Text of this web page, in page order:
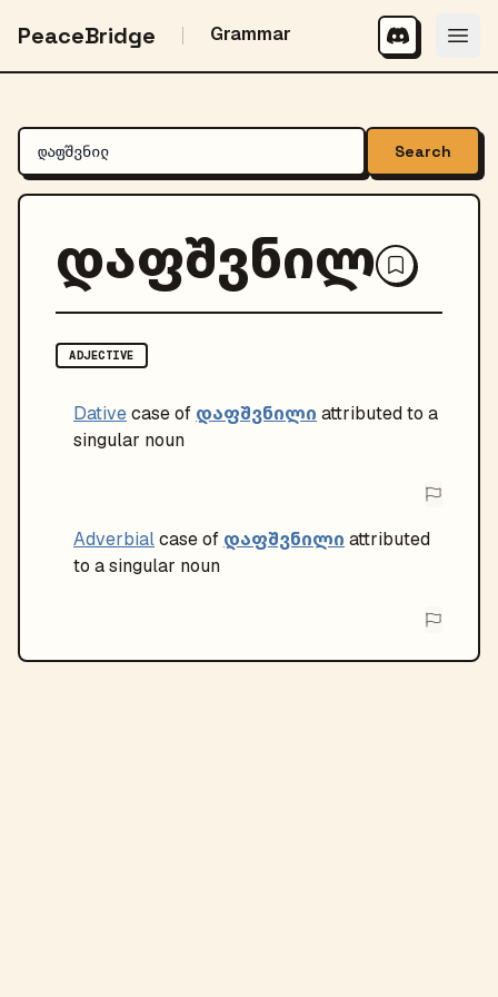
PeaceBridge Grammar
Search
დაფშვნილ
ADJECTIVE
Dativecase of დაფშვნილი attributed to a
singular noun
Adverbialcase of დაფშვნილი attributed
to a singular noun